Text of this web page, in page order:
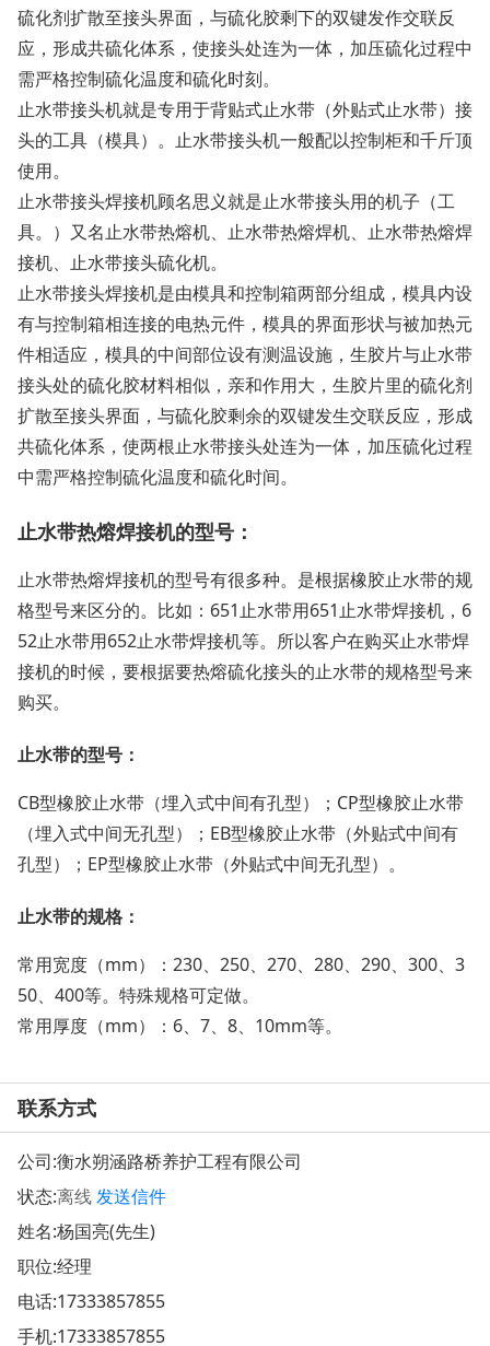
硫化剂扩散至接头界面，与硫化胶剩下的双键发作交联反
应，形成共硫化体系，使接头处连为一体，加压硫化过程中
需严格控制硫化温度和硫化时刻。
止水带接头机就是专用于背贴式止水带（外贴式止水带）接
头的工具（模具）。止水带接头机一般配以控制柜和千斤顶
使用。
止水带接头焊接机顾名思义就是止水带接头用的机子（工
具。）又名止水带热熔机、止水带热熔焊机、止水带热熔焊
接机、止水带接头硫化机。
止水带接头焊接机是由模具和控制箱两部分组成，模具内设
有与控制箱相连接的电热元件，模具的界面形状与被加热元
件相适应，模具的中间部位设有测温设施，生胶片与止水带
接头处的硫化胶材料相似，亲和作用大，生胶片里的硫化剂
扩散至接头界面，与硫化胶剩余的双键发生交联反应，形成
共硫化体系，使两根止水带接头处连为一体，加压硫化过程
中需严格控制硫化温度和硫化时间。
止水带热熔焊接机的型号：
止水带热熔焊接机的型号有很多种。是根据橡胶止水带的规
格型号来区分的。比如：651止水带用651止水带焊接机，6
52止水带用652止水带焊接机等。所以客户在购买止水带焊
接机的时候，要根据要热熔硫化接头的止水带的规格型号来
购买。
止水带的型号：
CB型橡胶止水带（埋入式中间有孔型）；CP型橡胶止水带
（埋入式中间无孔型）；EB型橡胶止水带（外贴式中间有
孔型）；EP型橡胶止水带（外贴式中间无孔型）。
止水带的规格：
常用宽度（mm）：230、250、270、280、290、300、3
50、400等。特殊规格可定做。
常用厚度（mm）：6、7、8、10mm等。
联系方式
公司:衡水朔涵路桥养护工程有限公司
状态:离线发送信件
姓名:杨国亮(先生)
职位:经理
电话:17333857855
手机:17333857855